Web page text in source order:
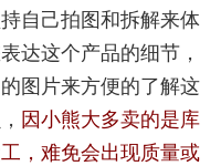
自己拍图和拆解来体
达这个产品的细节，
图片来方便的了解这
因小熊大多卖的是库
，难免会出现质量或